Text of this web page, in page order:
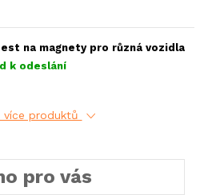
na magnety pro různá vozidla
k odeslání
více produktů
pro vás